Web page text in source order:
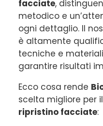
facciate,
metodico e
ogni dettaglio. Il
è altamente
tecniche e
garantire risultati
Ecco cosa rende
scelta migliore per
ripristino facciate: